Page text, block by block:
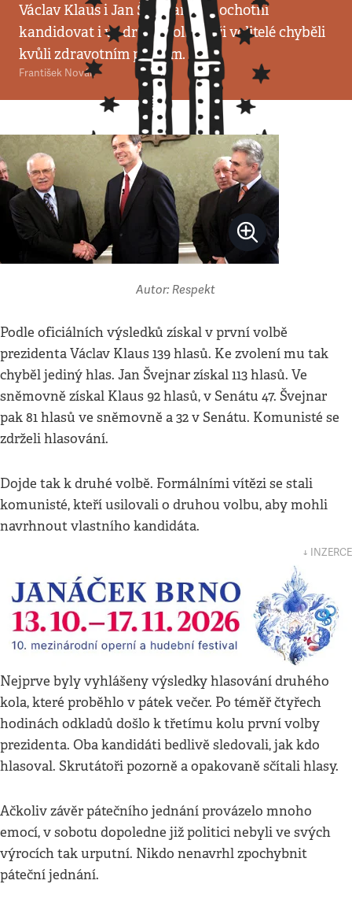
Václav Klaus i Jan Švejnar jsou ochotni
kandidovat i ve druhé volbě. Tři volitelé chyběli
kvůli zdravotním potížím.
František Novák
Autor: Respekt
Podle oficiálních výsledků získal v první volbě
prezidenta Václav Klaus 139 hlasů. Ke zvolení mu tak
chyběl jediný hlas. Jan Švejnar získal 113 hlasů. Ve
sněmovně získal Klaus 92 hlasů, v Senátu 47. Švejnar
pak 81 hlasů ve sněmovně a 32 v Senátu. Komunisté se
zdrželi hlasování.
Dojde tak k druhé volbě. Formálními vítězi se stali
komunisté, kteří usilovali o druhou volbu, aby mohli
navrhnout vlastního kandidáta.
↓ INZERCE
Nejprve byly vyhlášeny výsledky hlasování druhého
kola, které proběhlo v pátek večer. Po téměř čtyřech
hodinách odkladů došlo k třetímu kolu první volby
prezidenta. Oba kandidáti bedlivě sledovali, jak kdo
hlasoval. Skrutátoři pozorně a opakovaně sčítali hlasy.
Ačkoliv závěr pátečního jednání provázelo mnoho
emocí, v sobotu dopoledne již politici nebyli ve svých
výrocích tak urputní. Nikdo nenavrhl zpochybnit
páteční jednání.